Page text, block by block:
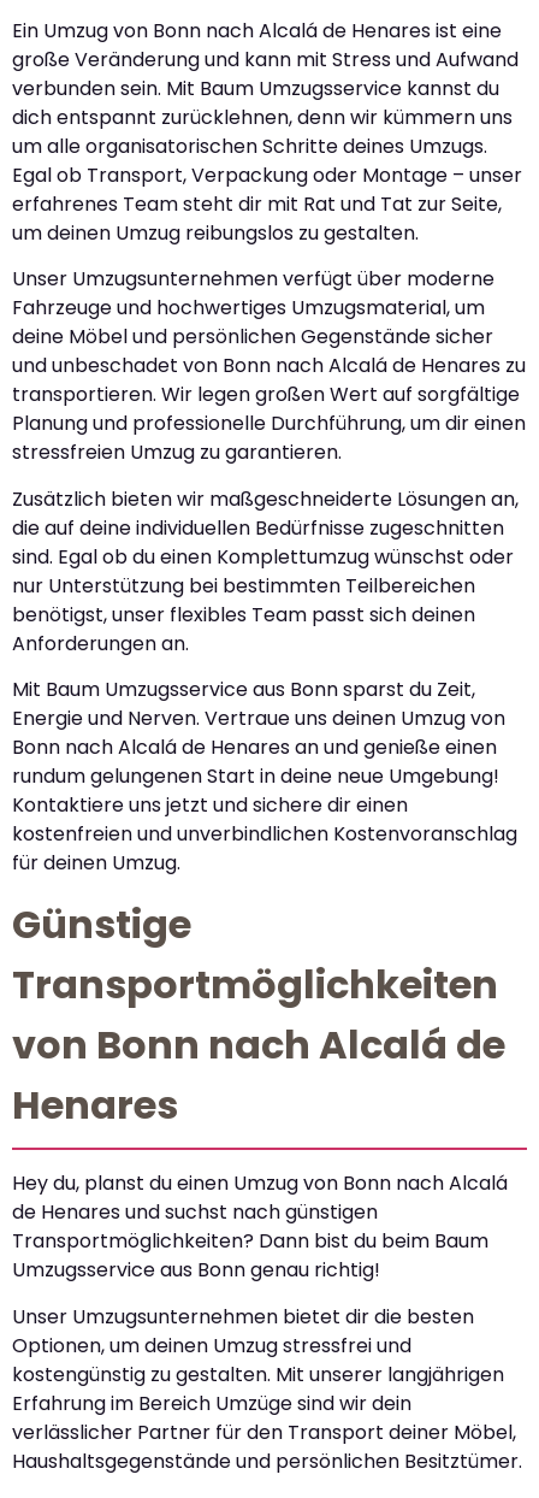
Ein Umzug von Bonn nach Alcalá de Henares ist eine
große Veränderung und kann mit Stress und Aufwand
verbunden sein. Mit Baum Umzugsservice kannst du
dich entspannt zurücklehnen, denn wir kümmern uns
um alle organisatorischen Schritte deines Umzugs.
Egal ob Transport, Verpackung oder Montage – unser
erfahrenes Team steht dir mit Rat und Tat zur Seite,
um deinen Umzug reibungslos zu gestalten.
Unser Umzugsunternehmen verfügt über moderne
Fahrzeuge und hochwertiges Umzugsmaterial, um
deine Möbel und persönlichen Gegenstände sicher
und unbeschadet von Bonn nach Alcalá de Henares zu
transportieren. Wir legen großen Wert auf sorgfältige
Planung und professionelle Durchführung, um dir einen
stressfreien Umzug zu garantieren.
Zusätzlich bieten wir maßgeschneiderte Lösungen an,
die auf deine individuellen Bedürfnisse zugeschnitten
sind. Egal ob du einen Komplettumzug wünschst oder
nur Unterstützung bei bestimmten Teilbereichen
benötigst, unser flexibles Team passt sich deinen
Anforderungen an.
Mit Baum Umzugsservice aus Bonn sparst du Zeit,
Energie und Nerven. Vertraue uns deinen Umzug von
Bonn nach Alcalá de Henares an und genieße einen
rundum gelungenen Start in deine neue Umgebung!
Kontaktiere uns jetzt und sichere dir einen
kostenfreien und unverbindlichen Kostenvoranschlag
für deinen Umzug.
Günstige
Transportmöglichkeiten
von Bonn nach Alcalá de
Henares
Hey du, planst du einen Umzug von Bonn nach Alcalá
de Henares und suchst nach günstigen
Transportmöglichkeiten? Dann bist du beim Baum
Umzugsservice aus Bonn genau richtig!
Unser Umzugsunternehmen bietet dir die besten
Optionen, um deinen Umzug stressfrei und
kostengünstig zu gestalten. Mit unserer langjährigen
Erfahrung im Bereich Umzüge sind wir dein
verlässlicher Partner für den Transport deiner Möbel,
Haushaltsgegenstände und persönlichen Besitztümer.